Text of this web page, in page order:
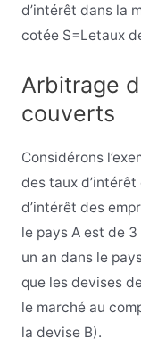
d’intérêt dans la
cotée S=Letaux
Arbitrage
couverts
Considérons
des taux
d’intérêt des
le pays A est de
un an dans le
que les devises
le marché au
la devise B).